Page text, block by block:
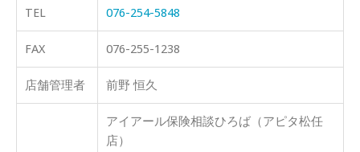
TEL 076-254-5848
FAX 076-255-1238
店舗管理者 前野 恒久
アイアール保険相談ひろば（アピタ松任
店）